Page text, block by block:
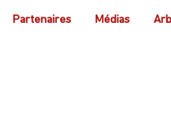
Partenaires Médias